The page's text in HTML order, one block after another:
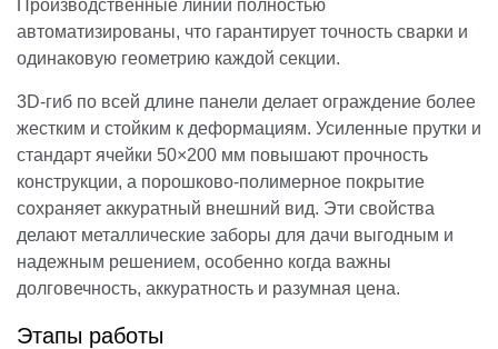
Производственные линии полностью
автоматизированы, что гарантирует точность сварки и
одинаковую геометрию каждой секции.
3D-гиб по всей длине панели делает ограждение более
жестким и стойким к деформациям. Усиленные прутки и
стандарт ячейки 50×200 мм повышают прочность
конструкции, а порошково-полимерное покрытие
сохраняет аккуратный внешний вид. Эти свойства
делают металлические заборы для дачи выгодным и
надежным решением, особенно когда важны
долговечность, аккуратность и разумная цена.
Этапы работы